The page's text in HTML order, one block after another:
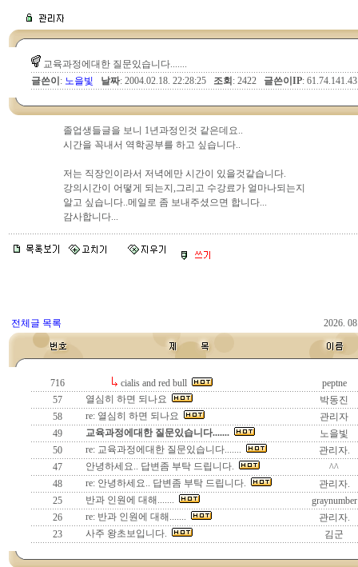
교육과정에대한 질문있습니다.......
글쓴이 : 노을빛 날짜: 2004.02.18. 22:28:25 조회 : 2422 글쓴이IP: 61.74.141.43
졸업생들글을 보니 1년과정인것 같은데요..
시간을 꼭내서 역학공부를 하고 싶습니다..
저는 직장인이라서 저녁에만 시간이 있을것같습니다.
강의시간이 어떻게 되는지,그리고 수강료가 얼마나되는지
알고 싶습니다..메일로 좀 보내주셨으면 합니다...
감사합니다...
전체글 목록 2026.
716 cialis and red bull
peptne
57
열심히 하면 되나요
박동진
58
re: 열심히 하면 되나요
관리자
49
교육과정에대한 질문있습니다.......
노을빛
50
re: 교육과정에대한 질문있습니다.......
관리자.
47
안녕하세요.. 답변좀 부탁 드립니다.
^^
48
re: 안녕하세요.. 답변좀 부탁 드립니다.
관리자.
25
반과 인원에 대해.......
graynumber
26
re: 반과 인원에 대해.......
관리자.
23
사주 왕초보입니다. 김군